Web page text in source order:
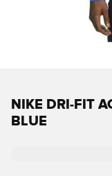
NIKE DRI-FIT
BLUE